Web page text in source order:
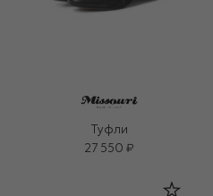
Туфли
27 550 ₽